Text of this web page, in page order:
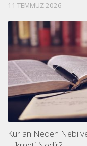
11 TEMMUZ 2026
Kur an Neden Nebi